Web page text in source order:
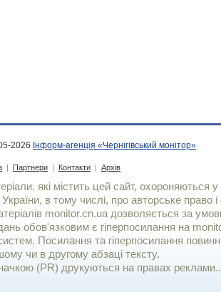
2026 Інформ-агенція «Чернігівський монітор»
| Партнери | Контакти | Архів
які містить цей сайт, охороняються у
в тому числі, про авторське право і
monitor.cn.ua дозволяється за
обов'язковим є гiперпосилання на
Посилання та гіперпосилання
чи в другому абзаці тексту.
(PR) друкуються на правах реклами..